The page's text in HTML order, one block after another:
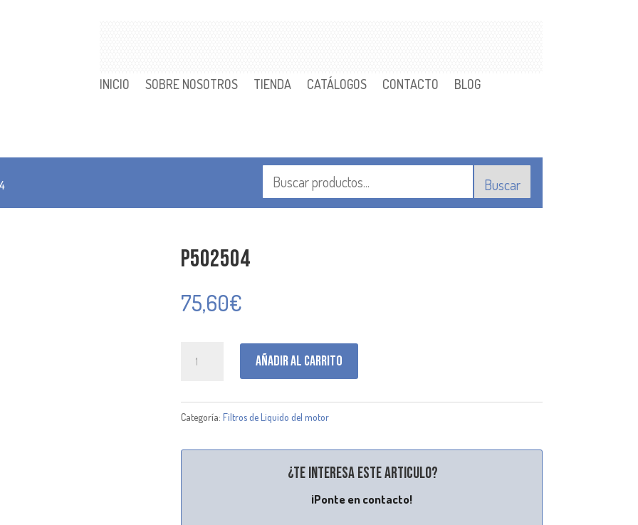
INICIO SOBRE NOSOTROS TIENDA CATÁLOGOS CONTACTO BLOG
Buscar
P502504
75,60€
Añadir al carrito
Categoría: Filtros de Liquido del motor
¿Te interesa este articulo?
¡Ponte en contacto!